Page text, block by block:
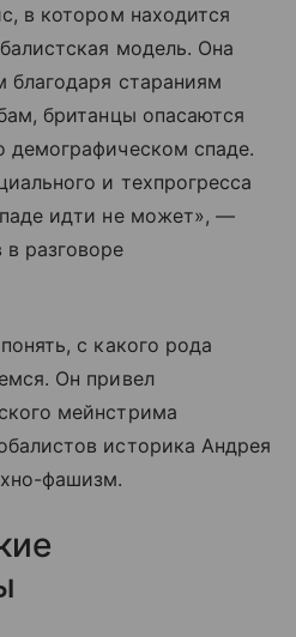
в котором находится
модель. Она
благодаря стараниям
британцы опасаются
демографическом спаде.
и техпрогресса
идти не может», —
разговоре
с какого рода
Он привел
мейнстрима
историка Андрея
фашизм.